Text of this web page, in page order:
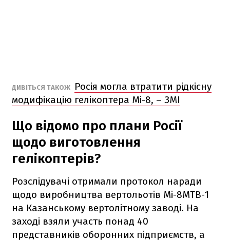
ДИВІТЬСЯ ТАКОЖ
Росія могла втратити рідкісну
модифікацію гелікоптера Мі-8, – ЗМІ
Що відомо про плани Росії
щодо виготовлення
гелікоптерів?
Розслідувачі отримали протокол наради
щодо виробництва вертольотів Мі-8МТВ-1
на Казанському вертолітному заводі. На
заході взяли участь понад 40
представників оборонних підприємств, а